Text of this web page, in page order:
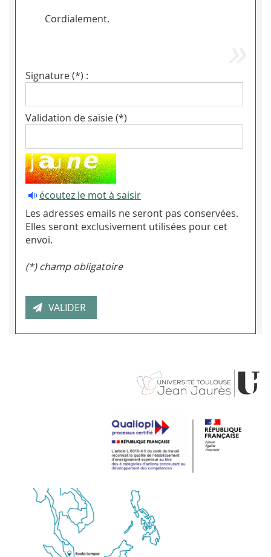
Cordialement.
Signature (*) :
Validation de saisie (*)
écoutez le mot à saisir
Les adresses emails ne seront pas conservées.
Elles seront exclusivement utilisées pour cet
envoi.
(*) champ obligatoire